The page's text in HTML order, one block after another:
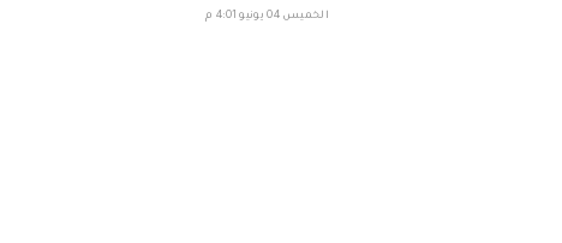
الخميس 04 يونيو 4:01 م